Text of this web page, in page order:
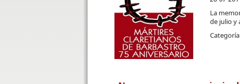
La
de julio y